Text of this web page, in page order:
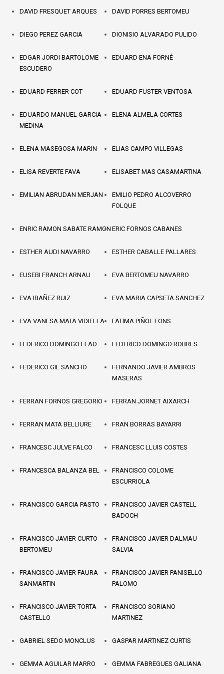
DAVID FRESQUET ARQUES DAVID PORRES BERTOMEU
DIEGO PEREZ GARCIA DIONISIO ALVARADO PULIDO
EDGAR JORDI BARTOLOME
ESCUDERO
EDUARD ENA FORNÉ
EDUARD FERRER COT EDUARD FUSTER VENTOSA
EDUARDO MANUEL GARCIA
MEDINA
ELENA ALMELA CORTES
ELENA MASEGOSA MARIN ELIAS CAMPO VILLEGAS
ELISA REVERTE FAVA ELISABET MAS CASAMARTINA
EMILIAN ABRUDAN MERJAN
EMILIO PEDRO ALCOVERRO
FOLQUE
ENRIC RAMON SABATE RAMON ERIC FORNOS CABANES
ESTHER AUDI NAVARRO ESTHER CABALLE PALLARES
EUSEBI FRANCH ARNAU EVA BERTOMEU NAVARRO
EVA IBAÑEZ RUIZ EVA MARIA CAPSETA SANCHEZ
EVA VANESA MATA VIDIELLA FATIMA PIÑOL FONS
FEDERICO DOMINGO LLAO FEDERICO DOMINGO ROBRES
FEDERICO GIL SANCHO
FERNANDO JAVIER AMBROS
MASERAS
FERRAN FORNOS GREGORIO FERRAN JORNET AIXARCH
FERRAN MATA BELLIURE FRAN BORRAS BAYARRI
FRANCESC JULVE FALCO FRANCESC LLUIS COSTES
FRANCESCA BALANZA BEL
FRANCISCO COLOME
ESCURRIOLA
FRANCISCO GARCIA PASTO
FRANCISCO JAVIER CASTELL
BADOCH
FRANCISCO JAVIER CURTO
BERTOMEU
FRANCISCO JAVIER DALMAU
SALVIA
FRANCISCO JAVIER FAURA
SANMARTIN
FRANCISCO JAVIER PANISELLO
PALOMO
FRANCISCO JAVIER TORTA
CASTELLO
FRANCISCO SORIANO
MARTINEZ
GABRIEL SEDO MONCLUS GASPAR MARTINEZ CURTIS
GEMMA AGUILAR MARRO GEMMA FABREGUES GALIANA